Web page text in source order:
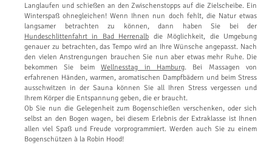
Langlaufen und schießen an den Zwischenstopps auf die Zielscheibe. Ein
Winterspaß ohnegleichen! Wenn Ihnen nun doch fehlt, die Natur etwas
langsamer betrachten zu können, dann haben Sie bei der
Hundeschlittenfahrt in Bad Herrenalb die Möglichkeit, die Umgebung
genauer zu betrachten, das Tempo wird an Ihre Wünsche angepasst. Nach
den vielen Anstrengungen brauchen Sie nun aber etwas mehr Ruhe. Die
bekommen Sie beimWellnesstag in Hamburg. Bei Massagen von
erfahrenen Händen, warmen, aromatischen Dampfbädern und beim Stress
ausschwitzen in der Sauna können Sie all Ihren Stress vergessen und
Ihrem Körper die Entspannung geben, die er braucht.
Ob Sie nun die Gelegenheit zum Bogenschießen verschenken, oder sich
selbst an den Bogen wagen, bei diesem Erlebnis der Extraklasse ist Ihnen
allen viel Spaß und Freude vorprogrammiert. Werden auch Sie zu einem
Bogenschützen à la Robin Hood!